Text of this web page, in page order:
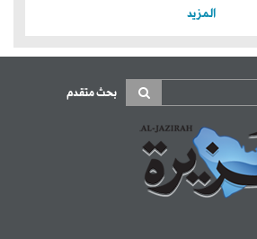
المزيد
بحث متقدم